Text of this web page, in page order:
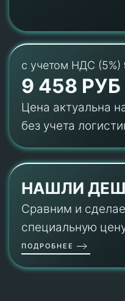
с учетом НДС (5%)
9 458 РУБ
Цена актуальна
без учета
НАШЛИ
Сравним и
специальную
ПОДРОБНЕЕ